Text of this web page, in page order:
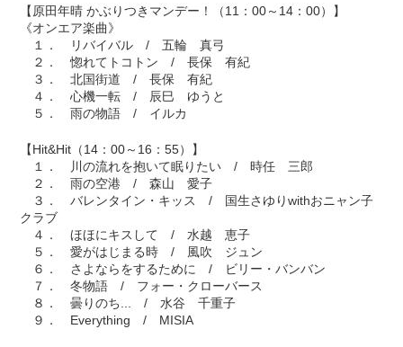
【原田年晴 かぶりつきマンデー！（11：00～14：00）】
《オンエア楽曲》
１． リバイバル / 五輪 真弓
２． 惚れてトコトン / 長保 有紀
３． 北国街道 / 長保 有紀
４． 心機一転 / 辰巳 ゆうと
５． 雨の物語 / イルカ
【Hit&Hit（14：00～16：55）】
１． 川の流れを抱いて眠りたい / 時任 三郎
２． 雨の空港 / 森山 愛子
３． バレンタイン・キッス / 国生さゆりwithおニャン子
クラブ
４． ほほにキスして / 水越 恵子
５． 愛がはじまる時 / 風吹 ジュン
６． さよならをするために / ビリー・バンバン
７． 冬物語 / フォー・クローバース
８． 曇りのち... / 水谷 千重子
９． Everything / MISIA